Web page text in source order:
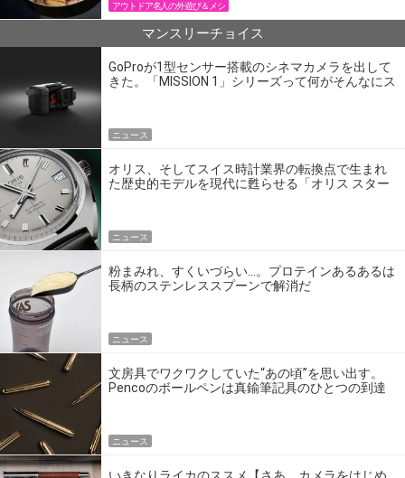
アウトドア名人の外遊び＆メシ
マンスリーチョイス
GoProが1型センサー搭載のシネマカメラを出して
きた。「MISSION 1」シリーズって何がそんなにス
ニュース
オリス、そしてスイス時計業界の転換点で生まれ
た歴史的モデルを現代に甦らせる「オリス スター
ニュース
粉まみれ、すくいづらい…。プロテインあるあるは
長柄のステンレススプーンで解消だ
ニュース
文房具でワクワクしていた“あの頃”を思い出す。
Pencoのボールペンは真鍮筆記具のひとつの到達
ニュース